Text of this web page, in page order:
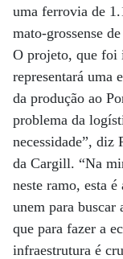
uma ferrovia de
mato-grossense
O projeto, que foi
representará uma
da produção ao
problema da
necessidade”, diz
da Cargill. “Na
neste ramo, esta
unem para
que para fazer a
infraestrutura é